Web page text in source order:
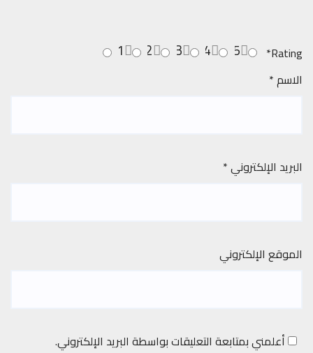
Rating
*
5
4
3
2
1
الاسم*
البريد الإلكتروني*
الموقع الإلكتروني
أعلمني بمتابعة التعليقات بواسطة البريد الإلكتروني.